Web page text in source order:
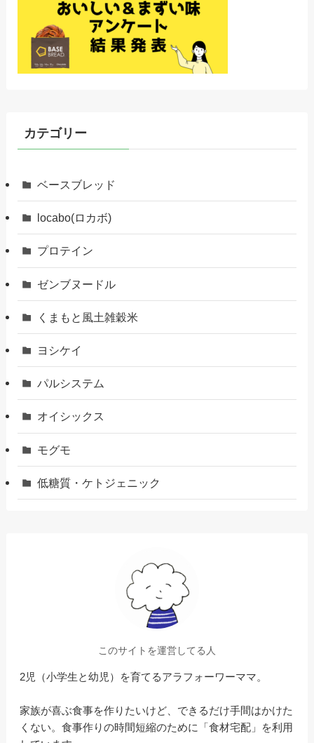
カテゴリー
ベースブレッド
locabo(ロカボ)
プロテイン
ゼンブヌードル
くまもと風土雑穀米
ヨシケイ
パルシステム
オイシックス
モグモ
低糖質・ケトジェニック
このサイトを運営してる人
2児（小学生と幼児）を育てるアラフォーワーママ。
家族が喜ぶ食事を作りたいけど、できるだけ手間はかけた
くない。食事作りの時間短縮のために「食材宅配」を利用